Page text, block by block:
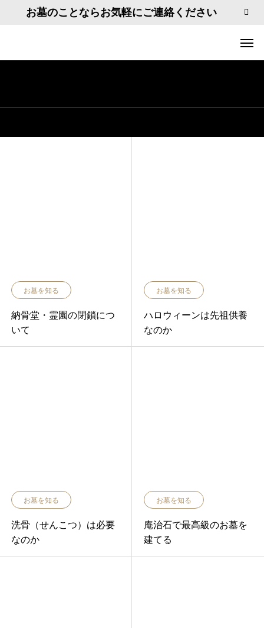
お墓のことならお気軽にご連絡ください
お墓を知る
納骨堂・霊園の閉鎖につ
いて
お墓を知る
ハロウィーンは先祖供養
なのか
お墓を知る
洗骨（せんこつ）は必要
なのか
お墓を知る
庵治石で最高級のお墓を
建てる